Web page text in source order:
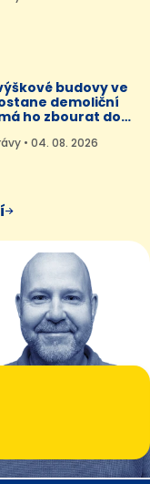
budovy ve
demoliční
ho zbourat do
• 04. 08. 2026